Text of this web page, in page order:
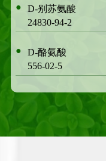
●
D-别苏氨酸
24830-94-2
●
D-酪氨酸
556-02-5